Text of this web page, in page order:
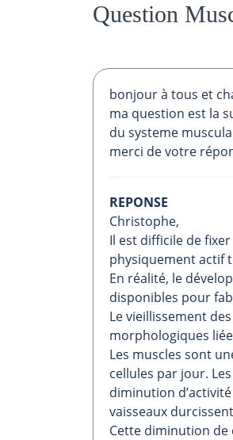
Question
bonjour à tous et
ma question est la
du systeme
merci de votre
REPONSE
Christophe,
Il est difficile de
physiquement actif
En réalité, le
disponibles pour
Le vieillissement
morphologiques
Les muscles sont
cellules par jour.
diminution
vaisseaux
Cette diminution de